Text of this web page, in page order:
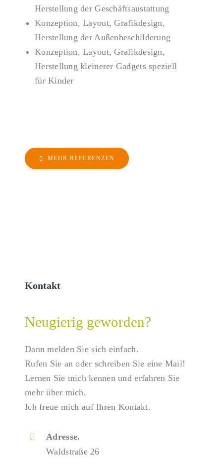
Herstellung der Geschäftsaustattung
Konzeption, Layout, Grafikdesign,
Herstellung der Außenbeschilderung
Konzeption, Layout, Grafikdesign,
Herstellung kleinerer Gadgets speziell
für Kinder
MEHR REFERENZEN
Kontakt
Neugierig geworden?
Dann melden Sie sich einfach.
Rufen Sie an oder schreiben Sie eine Mail!
Lernen Sie mich kennen und erfahren Sie
mehr über mich.
Ich freue mich auf Ihren Kontakt.
Adresse.
Waldstraße 26